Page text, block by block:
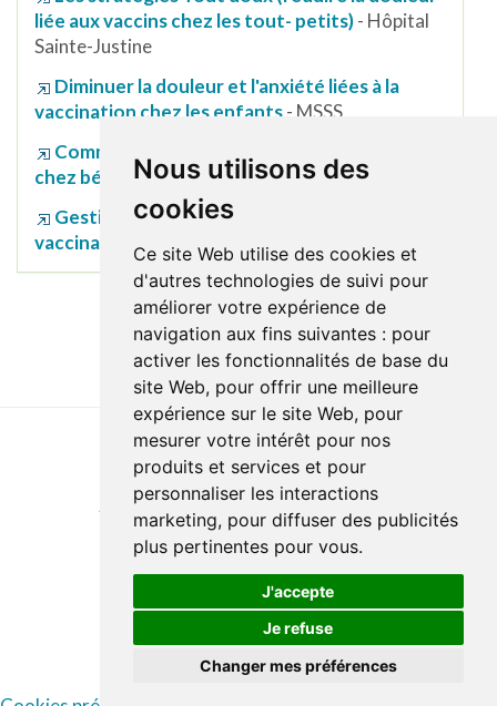
Nous utilisons des
cookies
Ce site Web utilise des cookies et
d'autres technologies de suivi pour
améliorer votre expérience de
navigation aux fins suivantes : pour
activer les fonctionnalités de base du
site Web, pour offrir une meilleure
expérience sur le site Web, pour
mesurer votre intérêt pour nos
produits et services et pour
personnaliser les interactions
marketing, pour diffuser des publicités
plus pertinentes pour vous.
J'accepte
Je refuse
Changer mes préférences
liée aux vaccins chez les tout- petits)- Hôpital
Sainte-Justine
Diminuer la douleur et l'anxiété liées à la
vaccination chez les enfants- MSSS
Comment réduire la douleur de vaccination
chez bébé? - Maman pour la vie
Gestion de la douleur lors de la
vaccination :
enfants - Immunisation Canada
Last update : 21 March 2024
Accessibility
Website development